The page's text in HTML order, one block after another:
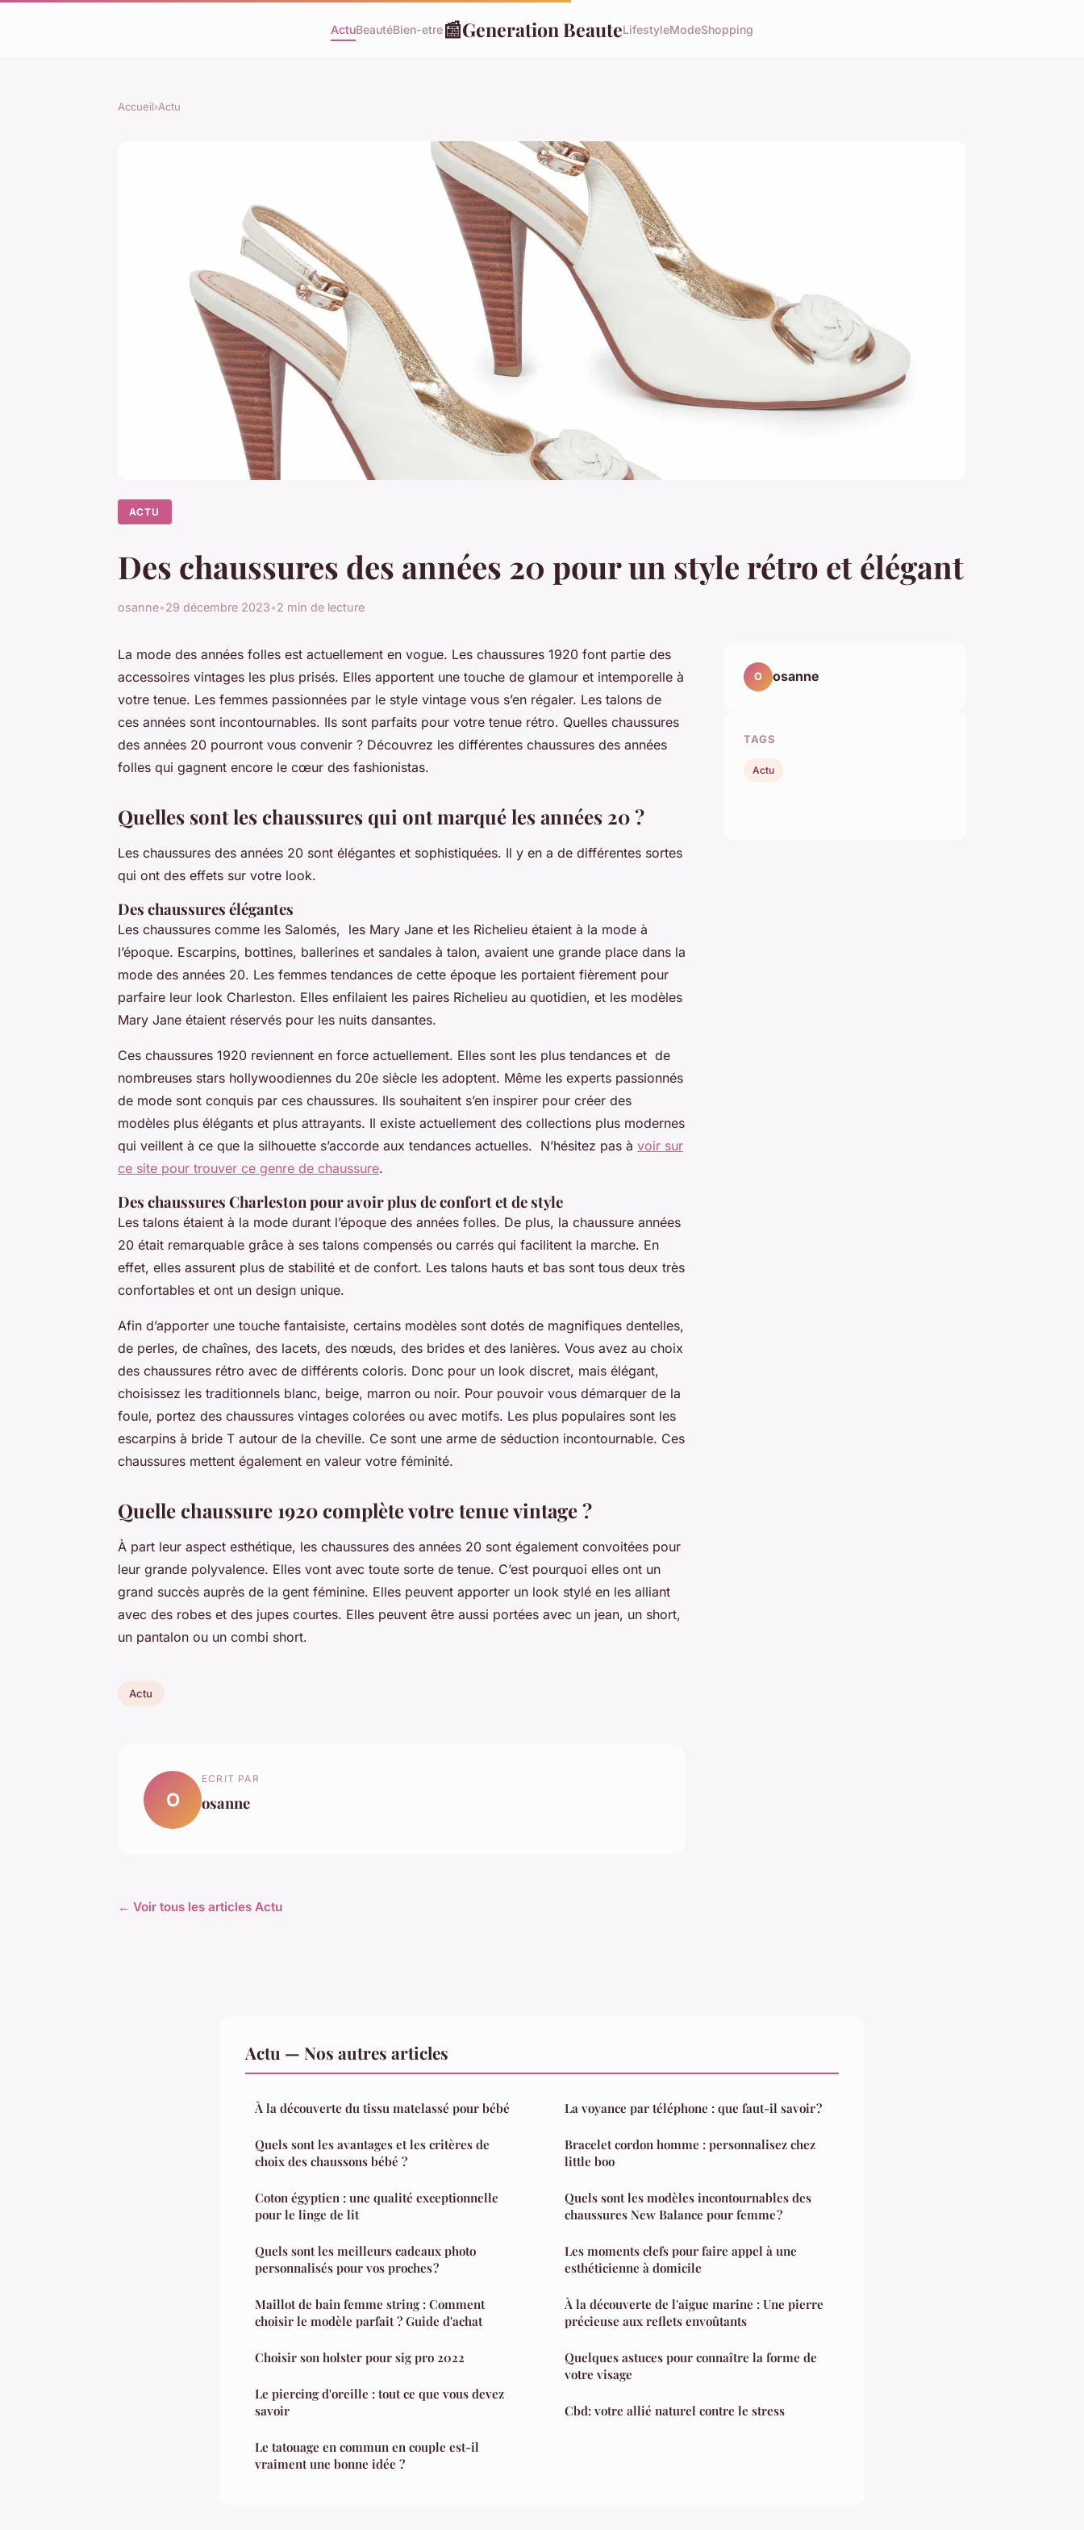
ActuBeautéBien-etre📰Generation BeauteLifestyleModeShopping
Accueil›Actu
ACTU
Des chaussures des années 20 pour un style rétro et élégant
osanne•29 décembre 2023•2 min de lecture
La mode des années folles est actuellement en vogue. Les chaussures 1920 font partie des
accessoires vintages les plus prisés. Elles apportent une touche de glamour et intemporelle à
votre tenue. Les femmes passionnées par le style vintage vous s’en régaler. Les talons de
ces années sont incontournables. Ils sont parfaits pour votre tenue rétro. Quelles chaussures
des années 20 pourront vous convenir ? Découvrez les différentes chaussures des années
folles qui gagnent encore le cœur des fashionistas.
Quelles sont les chaussures qui ont marqué les années 20 ?
Les chaussures des années 20 sont élégantes et sophistiquées. Il y en a de différentes sortes
qui ont des effets sur votre look.
Des chaussures élégantes
Les chaussures comme les Salomés, les Mary Jane et les Richelieu étaient à la mode à
l’époque. Escarpins, bottines, ballerines et sandales à talon, avaient une grande place dans la
mode des années 20. Les femmes tendances de cette époque les portaient fièrement pour
parfaire leur look Charleston. Elles enfilaient les paires Richelieu au quotidien, et les modèles
Mary Jane étaient réservés pour les nuits dansantes.
Ces chaussures 1920 reviennent en force actuellement. Elles sont les plus tendances et de
nombreuses stars hollywoodiennes du 20e siècle les adoptent. Même les experts passionnés
de mode sont conquis par ces chaussures. Ils souhaitent s’en inspirer pour créer des
modèles plus élégants et plus attrayants. Il existe actuellement des collections plus modernes
qui veillent à ce que la silhouette s’accorde aux tendances actuelles. N’hésitez pas à voir sur
ce site pour trouver ce genre de chaussure.
Des chaussures Charleston pour avoir plus de confort et de style
Les talons étaient à la mode durant l’époque des années folles. De plus, la chaussure années
20 était remarquable grâce à ses talons compensés ou carrés qui facilitent la marche. En
effet, elles assurent plus de stabilité et de confort. Les talons hauts et bas sont tous deux très
confortables et ont un design unique.
Afin d’apporter une touche fantaisiste, certains modèles sont dotés de magnifiques dentelles,
de perles, de chaînes, des lacets, des nœuds, des brides et des lanières. Vous avez au choix
des chaussures rétro avec de différents coloris. Donc pour un look discret, mais élégant,
choisissez les traditionnels blanc, beige, marron ou noir. Pour pouvoir vous démarquer de la
foule, portez des chaussures vintages colorées ou avec motifs. Les plus populaires sont les
escarpins à bride T autour de la cheville. Ce sont une arme de séduction incontournable. Ces
chaussures mettent également en valeur votre féminité.
Quelle chaussure 1920 complète votre tenue vintage ?
À part leur aspect esthétique, les chaussures des années 20 sont également convoitées pour
leur grande polyvalence. Elles vont avec toute sorte de tenue. C’est pourquoi elles ont un
grand succès auprès de la gent féminine. Elles peuvent apporter un look stylé en les alliant
avec des robes et des jupes courtes. Elles peuvent être aussi portées avec un jean, un short,
un pantalon ou un combi short.
Actu
O
ECRIT PAR
osanne
← Voir tous les articles Actu
O osanne
TAGS
Actu
Actu — Nos autres articles
À la découverte du tissu matelassé pour bébé
Quels sont les avantages et les critères de
choix des chaussons bébé ?
Coton égyptien : une qualité exceptionnelle
pour le linge de lit
Quels sont les meilleurs cadeaux photo
personnalisés pour vos proches ?
Maillot de bain femme string : Comment
choisir le modèle parfait ? Guide d'achat
Choisir son holster pour sig pro 2022
Le piercing d'oreille : tout ce que vous devez
savoir
Le tatouage en commun en couple est-il
vraiment une bonne idée ?
La voyance par téléphone : que faut-il savoir ?
Bracelet cordon homme : personnalisez chez
little boo
Quels sont les modèles incontournables des
chaussures New Balance pour femme ?
Les moments clefs pour faire appel à une
esthéticienne à domicile
À la découverte de l'aigue marine : Une pierre
précieuse aux reflets envoûtants
Quelques astuces pour connaître la forme de
votre visage
Cbd: votre allié naturel contre le stress